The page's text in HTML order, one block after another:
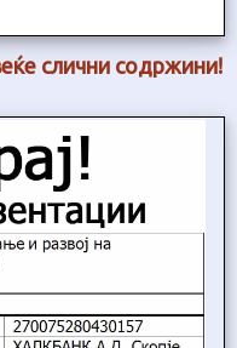
слични содржини!